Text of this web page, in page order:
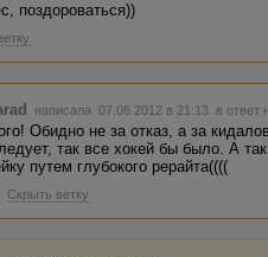
поздороваться))
написала 07.06.2012 в 21:13 в ответ
Обидно не за отказ, а за
так все хокей бы было. А
путем глубокого рерайта((((
Скрыть ветку